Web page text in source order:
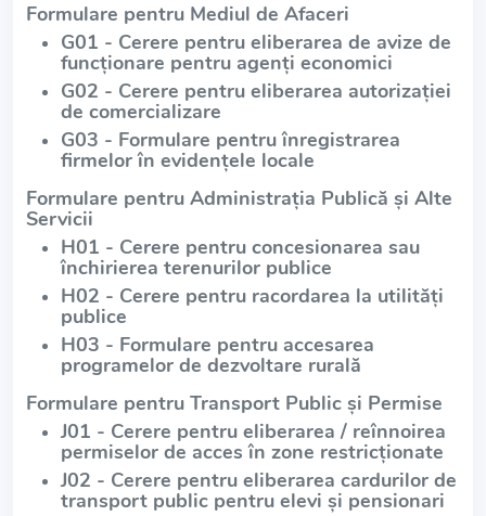
Formulare pentru Mediul de Afaceri
G01 - Cerere pentru eliberarea de avize de
funcționare pentru agenți economici
G02 - Cerere pentru eliberarea autorizației
de comercializare
G03 - Formulare pentru înregistrarea
firmelor în evidențele locale
Formulare pentru Administrația Publică și Alte
Servicii
H01 - Cerere pentru concesionarea sau
închirierea terenurilor publice
H02 - Cerere pentru racordarea la utilități
publice
H03 - Formulare pentru accesarea
programelor de dezvoltare rurală
Formulare pentru Transport Public și Permise
J01 - Cerere pentru eliberarea / reînnoirea
permiselor de acces în zone restricționate
J02 - Cerere pentru eliberarea cardurilor de
transport public pentru elevi și pensionari